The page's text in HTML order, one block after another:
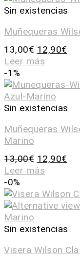
Sin existencias
Muñequeras
13,00€ 12,90€
Leer más
-1%
Sin existencias
Muñequeras
Marino
13,00€ 12,90€
Leer más
-0%
Sin existencias
Visera Wilson